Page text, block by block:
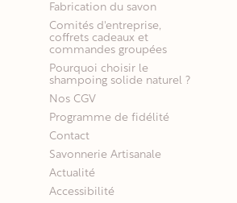
Fabrication du savon
Comités d'entreprise,
coffrets cadeaux et
commandes groupées
Pourquoi choisir le
shampoing solide naturel ?
Nos CGV
Programme de fidélité
Contact
Savonnerie Artisanale
Actualité
Accessibilité